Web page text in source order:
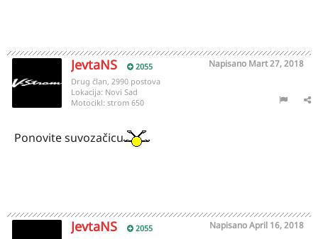
JevtaNS 2055 Napisano Mart 27, 2018
Drug član, 2990 postova
Lokacija: Novi Sad
Motocikl: strom 650
Ponovite suvozačicu
JevtaNS 2055 NapisanoApril 16, 2018